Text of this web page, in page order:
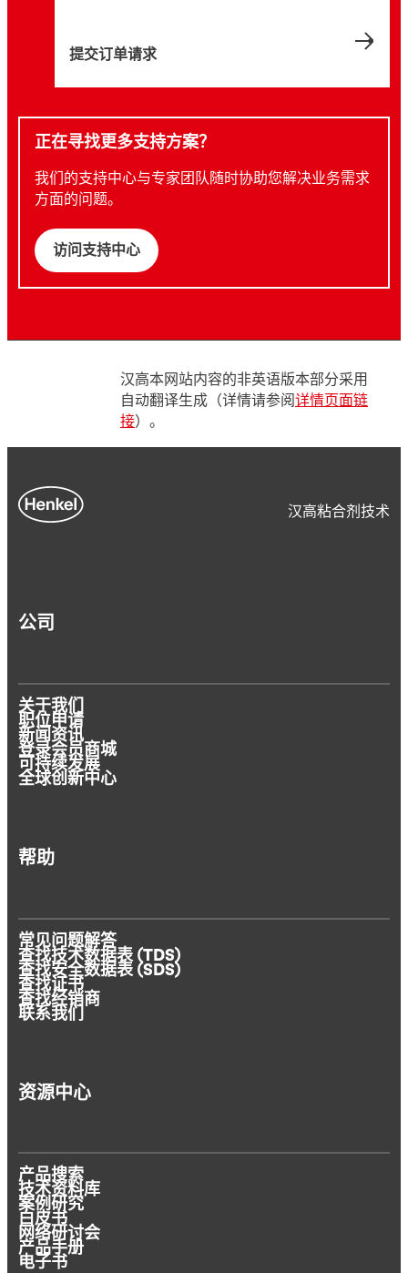
提交订单请求
正在寻找更多支持方案？
我们的支持中心与专家团队随时协助您解决业务需求
方面的问题。
访问支持中心
汉高本网站内容的非英语版本部分采用
自动翻译生成（详情请参阅详情页面链
接）。
汉高粘合剂技术
公司
关于我们
职位申请
新闻资讯
登录会员商城
可持续发展
全球创新中心
帮助
常见问题解答
查找技术数据表 (TDS)
查找安全数据表 (SDS)
查找证书
查找经销商
联系我们
资源中心
产品搜索
技术资料库
案例研究
白皮书
网络研讨会
产品手册
电子书